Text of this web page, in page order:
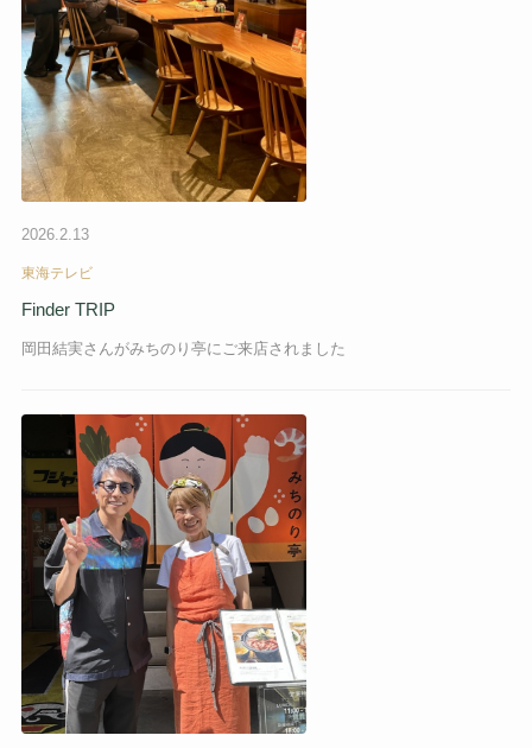
2026.2.13
東海テレビ
Finder TRIP
岡田結実さんがみちのり亭にご来店されました